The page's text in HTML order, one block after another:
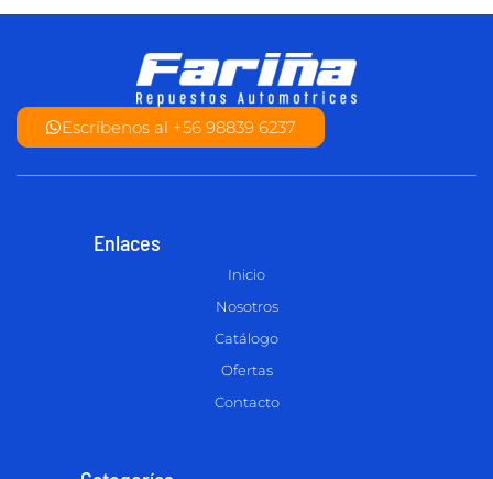
Escríbenos al +56 98839 6237
Enlaces
Inicio
Nosotros
Catálogo
Ofertas
Contacto